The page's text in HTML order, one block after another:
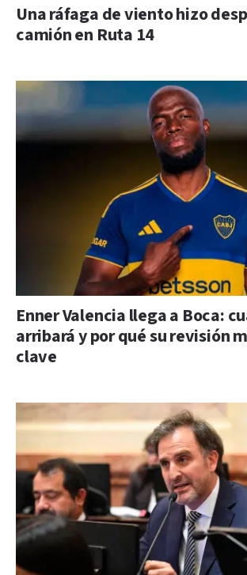
Una ráfaga de viento hizo
camión en Ruta 14
Enner Valencia llega a Boca:
arribará y por qué su revisión
clave